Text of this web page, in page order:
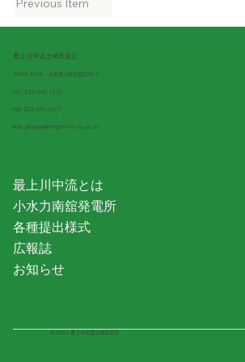
Previous Item
最上川中流土地改良区
〒990-2476 山形県山形市飯沢62-2
TEL: 023-645-1210
FAX: 023-645-2613
Mail:yamagata@mogami-churyu.or.jp
最上川中流とは
小水力南舘発電所
各種提出様式
広報誌
お知らせ
© 2025 最上川中流土地改良区